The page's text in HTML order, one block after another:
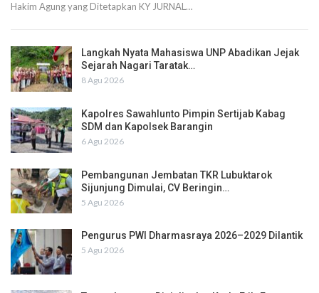
Hakim Agung yang Ditetapkan KY JURNAL…
Langkah Nyata Mahasiswa UNP Abadikan Jejak
Sejarah Nagari Taratak…
8 Agu 2026
Kapolres Sawahlunto Pimpin Sertijab Kabag
SDM dan Kapolsek Barangin
6 Agu 2026
Pembangunan Jembatan TKR Lubuktarok
Sijunjung Dimulai, CV Beringin…
5 Agu 2026
Pengurus PWI Dharmasraya 2026–2029 Dilantik
5 Agu 2026